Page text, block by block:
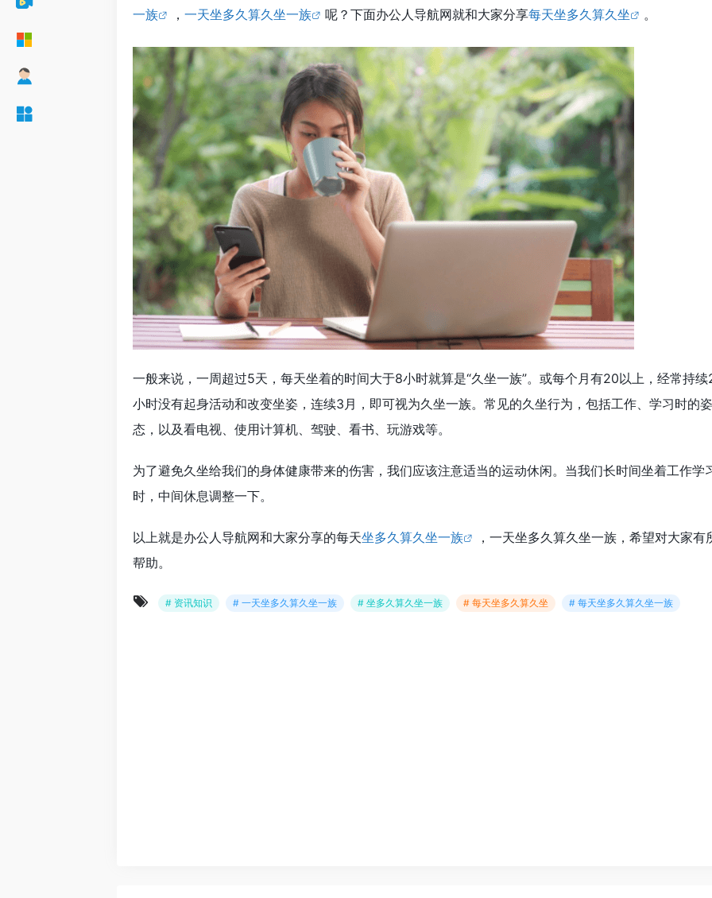
一族
， 一天坐多久算久坐一族 呢？下面办公人导航网就和大家分享每天坐多久算久坐 。
一般来说，一周超过5天，每天坐着的时间大于8小时就算是“久坐一族”。或每个月有20以上，经常持续
小时没有起身活动和改变坐姿，连续3月，即可视为久坐一族。常见的久坐行为，包括工作、学习时的姿
态，以及看电视、使用计算机、驾驶、看书、玩游戏等。
为了避免久坐给我们的身体健康带来的伤害，我们应该注意适当的运动休闲。当我们长时间坐着工作学
时，中间休息调整一下。
以上就是办公人导航网和大家分享的每天坐多久算久坐一族
，一天坐多久算久坐一族，希望对大家有
帮助。
# 资讯知识 # 一天坐多久算久坐一族 # 坐多久算久坐一族 # 每天坐多久算久坐 # 每天坐多久算久坐一族